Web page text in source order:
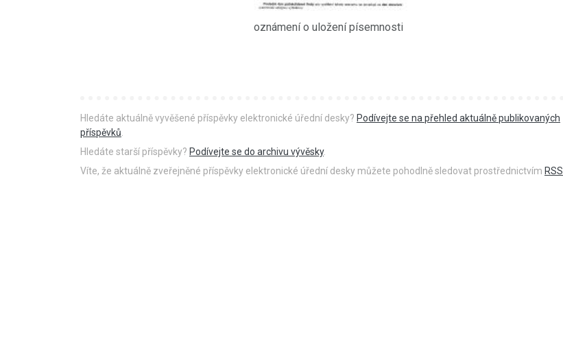
oznámení o uložení písemnosti
Hledáte aktuálně vyvěšené příspěvky elektronické úřední desky? Podívejte se na přehled aktuálně publikovaných
příspěvků.
Hledáte starší příspěvky? Podívejte se do archivu vývěsky.
Víte, že aktuálně zveřejněné příspěvky elektronické úřední desky můžete pohodlně sledovat prostřednictvím RSS